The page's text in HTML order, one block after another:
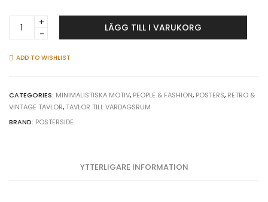
Kvinna
röd
LÄGG TILL I VARUKORG
ADD TO WISHLIST
CATEGORIES: MINIMALISTISKA MOTIV, PEOPLE & FASHION, POSTERS, RETRO &
VINTAGE TAVLOR, TAVLOR TILL VARDAGSRUM
BRAND: POSTERSIDE
YTTERLIGARE INFORMATION